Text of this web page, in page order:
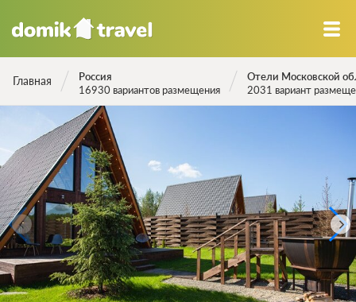
Главная
Россия
16930 вариантов размещения
Отели Московской
2031 вариант